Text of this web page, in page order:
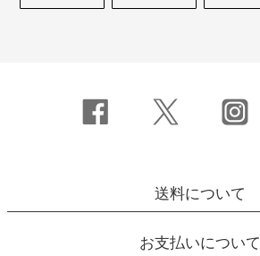
送料について
お支払いについて